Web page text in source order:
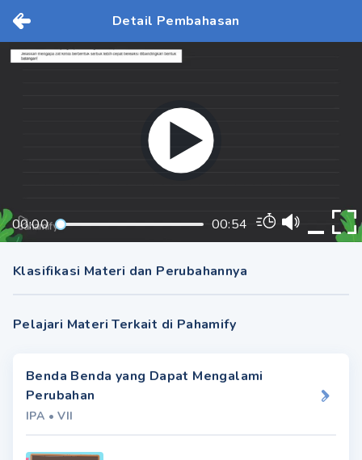
Detail Pembahasan
00:00 00:54
Klasifikasi Materi dan Perubahannya
Pelajari Materi Terkait di Pahamify
Benda Benda yang Dapat Mengalami
Perubahan
IPA •VII